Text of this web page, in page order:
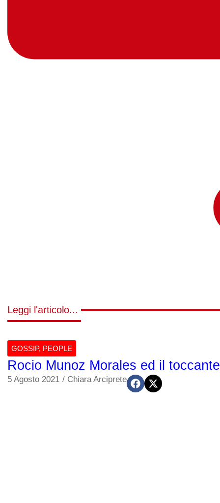
Leggi l'articolo...
GOSSIP, PEOPLE
Rocio Munoz Morales ed il
5 Agosto 2021 / Chiara Arciprete